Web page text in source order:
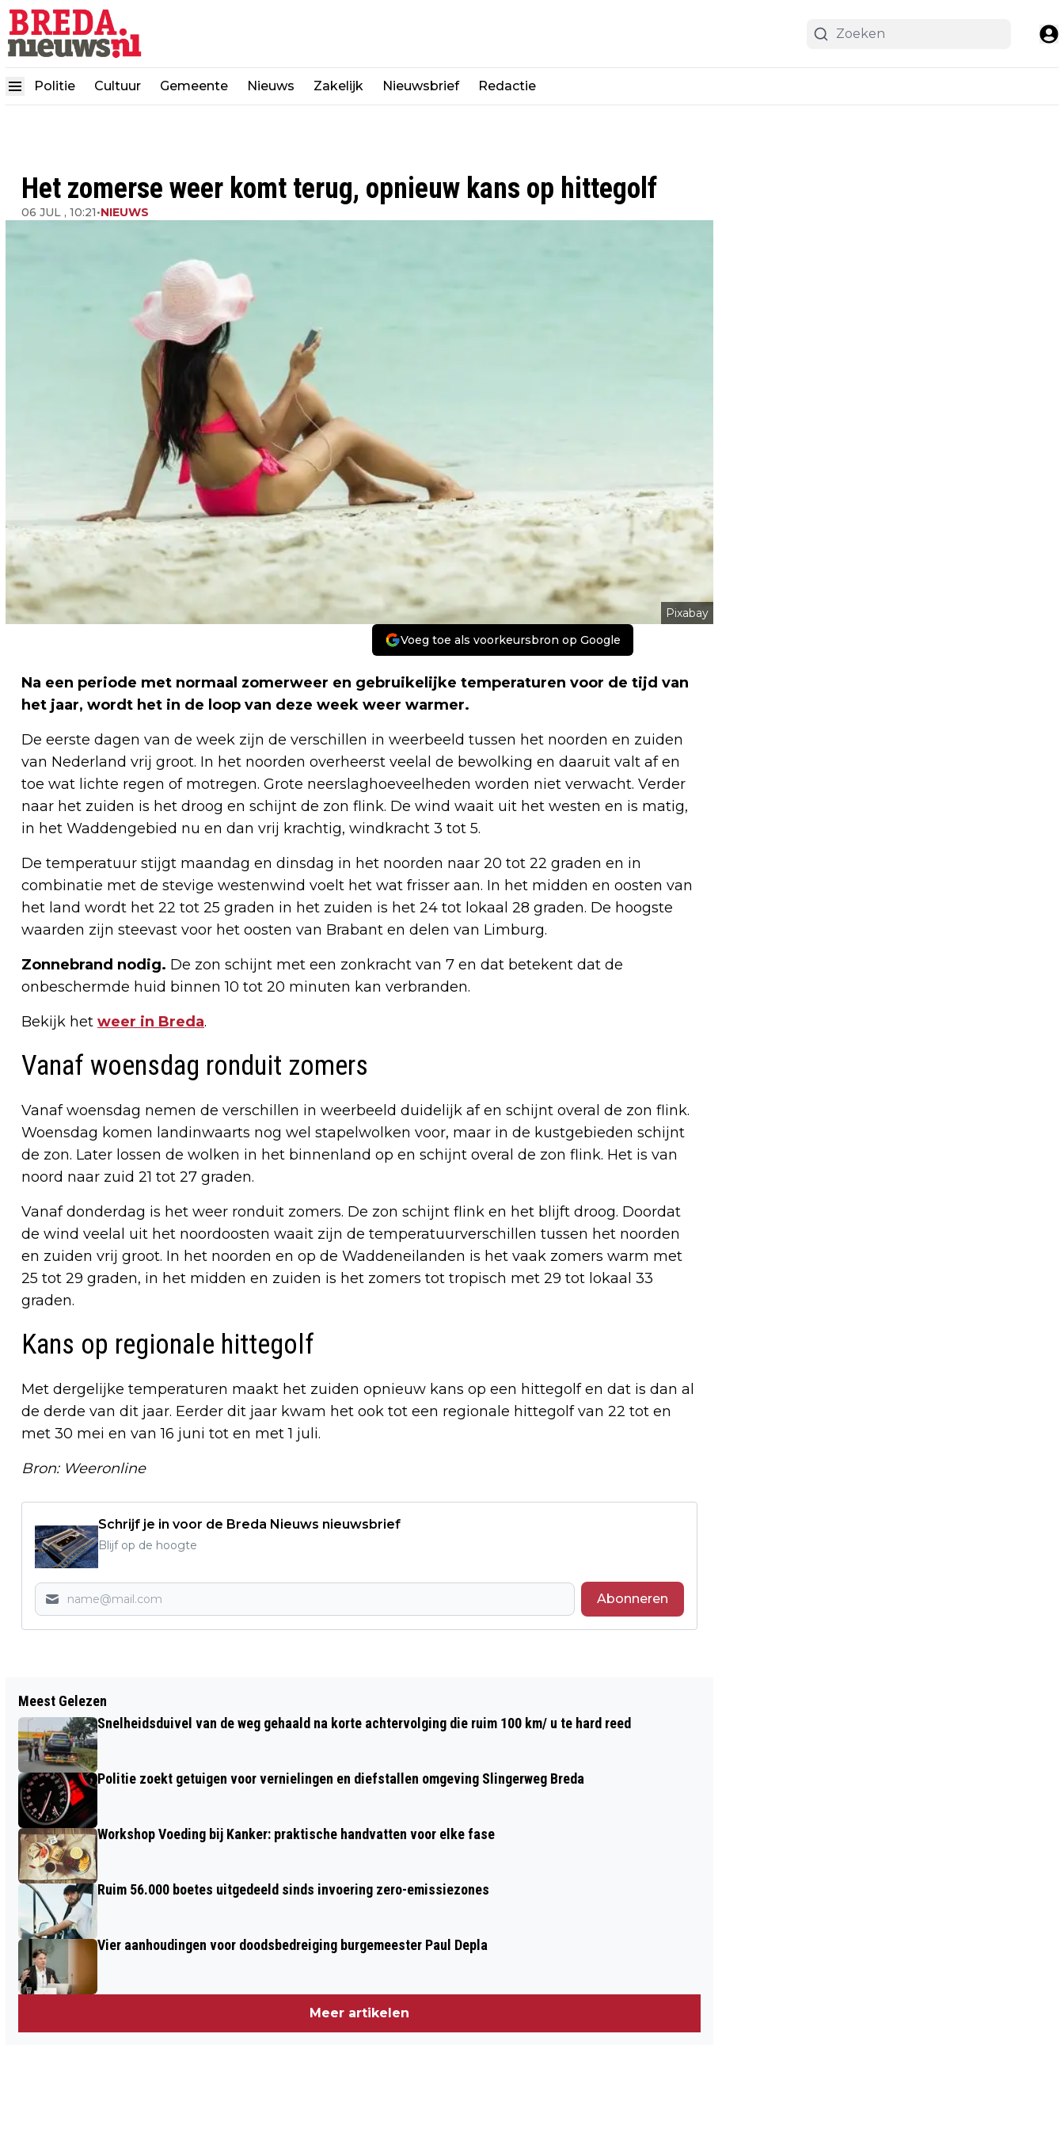
Politie Cultuur Gemeente Nieuws Zakelijk Nieuwsbrief Redactie
Het zomerse weer komt terug, opnieuw kans op hittegolf
06 JUL , 10:21•NIEUWS
Pixabay
Voeg toe als voorkeursbron op Google
Na een periode met normaal zomerweer en gebruikelijke temperaturen voor de tijd van
het jaar, wordt het in de loop van deze week weer warmer.
De eerste dagen van de week zijn de verschillen in weerbeeld tussen het noorden en zuiden
van Nederland vrij groot. In het noorden overheerst veelal de bewolking en daaruit valt af en
toe wat lichte regen of motregen. Grote neerslaghoeveelheden worden niet verwacht. Verder
naar het zuiden is het droog en schijnt de zon flink. De wind waait uit het westen en is matig,
in het Waddengebied nu en dan vrij krachtig, windkracht 3 tot 5.
De temperatuur stijgt maandag en dinsdag in het noorden naar 20 tot 22 graden en in
combinatie met de stevige westenwind voelt het wat frisser aan. In het midden en oosten van
het land wordt het 22 tot 25 graden in het zuiden is het 24 tot lokaal 28 graden. De hoogste
waarden zijn steevast voor het oosten van Brabant en delen van Limburg.
Zonnebrand nodig. De zon schijnt met een zonkracht van 7 en dat betekent dat de
onbeschermde huid binnen 10 tot 20 minuten kan verbranden.
Bekijk het weer in Breda.
Vanaf woensdag ronduit zomers
Vanaf woensdag nemen de verschillen in weerbeeld duidelijk af en schijnt overal de zon flink.
Woensdag komen landinwaarts nog wel stapelwolken voor, maar in de kustgebieden schijnt
de zon. Later lossen de wolken in het binnenland op en schijnt overal de zon flink. Het is van
noord naar zuid 21 tot 27 graden.
Vanaf donderdag is het weer ronduit zomers. De zon schijnt flink en het blijft droog. Doordat
de wind veelal uit het noordoosten waait zijn de temperatuurverschillen tussen het noorden
en zuiden vrij groot. In het noorden en op de Waddeneilanden is het vaak zomers warm met
25 tot 29 graden, in het midden en zuiden is het zomers tot tropisch met 29 tot lokaal 33
graden.
Kans op regionale hittegolf
Met dergelijke temperaturen maakt het zuiden opnieuw kans op een hittegolf en dat is dan al
de derde van dit jaar. Eerder dit jaar kwam het ook tot een regionale hittegolf van 22 tot en
met 30 mei en van 16 juni tot en met 1 juli.
Bron: Weeronline
Schrijf je in voor de Breda Nieuws nieuwsbrief
Blijf op de hoogte
Abonneren
VRIJWILLIGERSINITIATIEF LAPTOP
REVIVE BEGONNEN IN BREDA
RIJSBERGSE VLIEGERDAGEN
Meest Gelezen
Snelheidsduivel van de weg gehaald na korte achtervolging die ruim 100 km/ u te hard reed
Politie zoekt getuigen voor vernielingen en diefstallen omgeving Slingerweg Breda
Workshop Voeding bij Kanker: praktische handvatten voor elke fase
Ruim 56.000 boetes uitgedeeld sinds invoering zero-emissiezones
Vier aanhoudingen voor doodsbedreiging burgemeester Paul Depla
Meer artikelen